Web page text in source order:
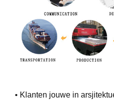
• Klanten jouwe in